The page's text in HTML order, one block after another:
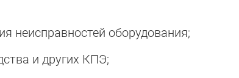
неисправностей оборудования;
и других КПЭ;